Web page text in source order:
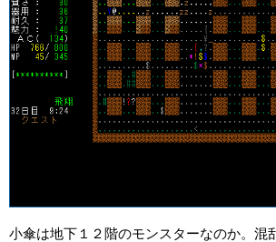
小傘は地下１２階のモンスターなのか。混